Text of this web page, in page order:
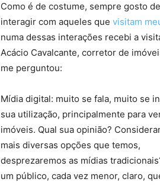
Como é de costume, sempre gosto de
interagir com aqueles que visitam
numa dessas interações recebi a
Acácio Cavalcante, corretor de
me perguntou:
Mídia digital: muito se fala, muito se
sua utilização, principalmente para
imóveis. Qual sua opinião?
mais diversas opções que temos,
desprezaremos as mídias
um público, cada vez menor, claro,